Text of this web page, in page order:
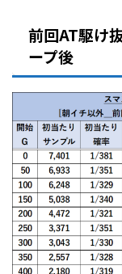
前回AT駆け
ープ後